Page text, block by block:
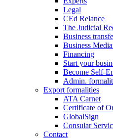
Legal
CEd Relance
The Judicial
Business
Business
Financing
Start your
Become Self-
Admin.
Export formalities
ATA Carnet
Certificate of
GlobalSign
Consular
Contact